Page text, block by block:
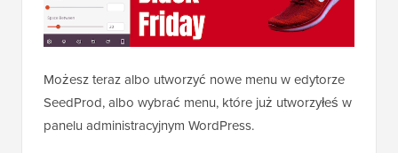
Możesz teraz albo utworzyć nowe menu w edytorze
SeedProd, albo wybrać menu, które już utworzyłeś w
panelu administracyjnym WordPress.